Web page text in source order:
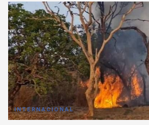
INTERNACIONAL